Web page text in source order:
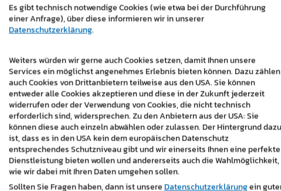
leicht zugänglich. Das responsive Design sorgt
dargestellt wird. Das sorgt für ein flüssiges
Es gibt technisch notwendige Cookies (wie etwa bei der Durchführung
einer Anfrage), über diese informieren wir in unserer
Datenschutzerklärung.
Weiters würden wir gerne auch Cookies setzen, damit Ihnen unsere
Services ein möglichst angenehmes Erlebnis bieten können. Dazu zählen
auch Cookies von Drittanbietern teilweise aus den USA. Sie können
entweder alle Cookies akzeptieren und diese in der Zukunft jederzeit
widerrufen oder der Verwendung von Cookies, die nicht technisch
erforderlich sind, widersprechen. Zu den Anbietern aus der USA: Sie
können diese auch einzeln abwählen oder zulassen. Der Hintergrund dazu
ist, dass es in den USA kein dem europäischen Datenschutz
entsprechendes Schutzniveau gibt und wir einerseits Ihnen eine perfekte
Dienstleistung bieten wollen und andererseits auch die Wahlmöglichkeit,
wie wir dabei mit Ihren Daten umgehen sollen.
Sollten Sie Fragen haben, dann ist unsereDatenschutzerklärungein